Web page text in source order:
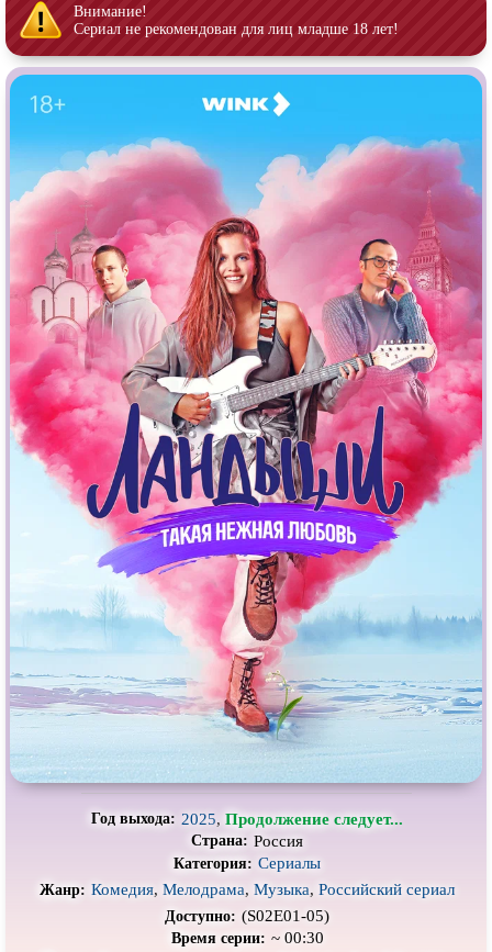
Дорамы
Основанное нареальных
событиях
Параллельные миры
Перевод Гоблина Перевод Кубик в Кубе
ПереводКураж-Бамбей Пеплум
Подростковаяжестокость Постапокалипсис
Призраки Про акул
Про апокалипсис Про богатых
Про богов Про вампиров
Про ведьм Про викингов
Про выживание Про гангстеров
Про гонки Про деревню
Про динозавров Про драконов
Про животных Про зомби
Про инопланетян
Про корабли и подводные
лодки
Про космос
Про любовь
Про маньяков исерийных
Про мафию
Про оборотней
Про рыцарей
Про самолёты Про собак
Про супергероев
Внимание!
Сериал не рекомендован для лиц младше 18 лет!
Год выхода: 2025, Продолжение следует...
Страна: Россия
Категория: Сериалы
Жанр: Комедия, Мелодрама, Музыка, Российский сериал
Доступно: (S02E01-05)
Время серии: ~ 00:30